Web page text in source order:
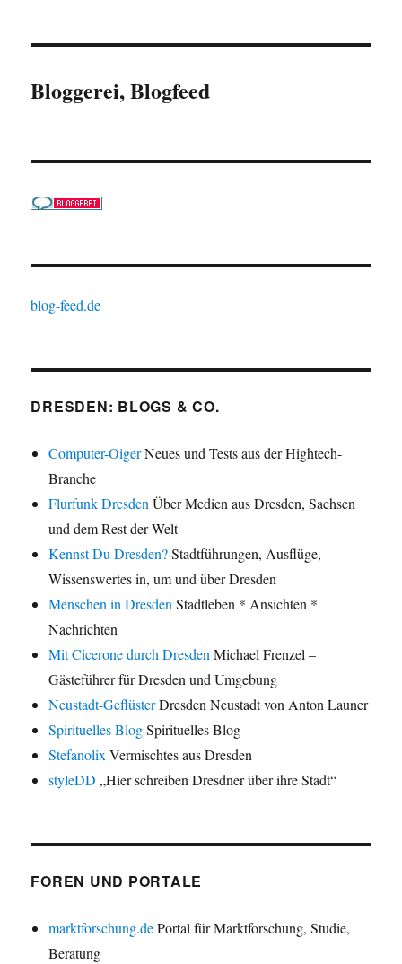
Bloggerei, Blogfeed
blog-feed.de
DRESDEN: BLOGS & CO.
Computer-OigerNeues und Tests aus der Hightech-
Branche
Flurfunk Dresden Über Medien aus Dresden, Sachsen
und dem Rest der Welt
Kennst Du Dresden?Stadtführungen, Ausflüge,
Wissenswertes in, um und über Dresden
Menschen in Dresden Stadtleben * Ansichten *
Nachrichten
Mit Cicerone durch Dresden Michael Frenzel –
Gästeführer für Dresden und Umgebung
Neustadt-GeflüsterDresden Neustadt von Anton Launer
Spirituelles BlogSpirituelles Blog
Stefanolix Vermischtes aus Dresden
styleDD „Hier schreiben Dresdner über ihre Stadt“
FOREN UND PORTALE
marktforschung.dePortal für Marktforschung, Studie,
Beratung